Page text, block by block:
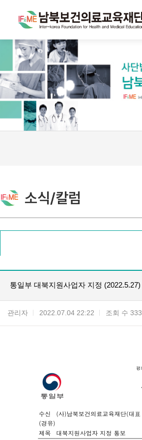
소식/칼럼
통일부 대북지원사업자 지정 (2022.5.27)
관리자 2022.07.04 22:22 조회 수 333